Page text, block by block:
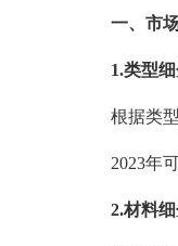
一、市
1.类型
根据类
2023年
2.材料